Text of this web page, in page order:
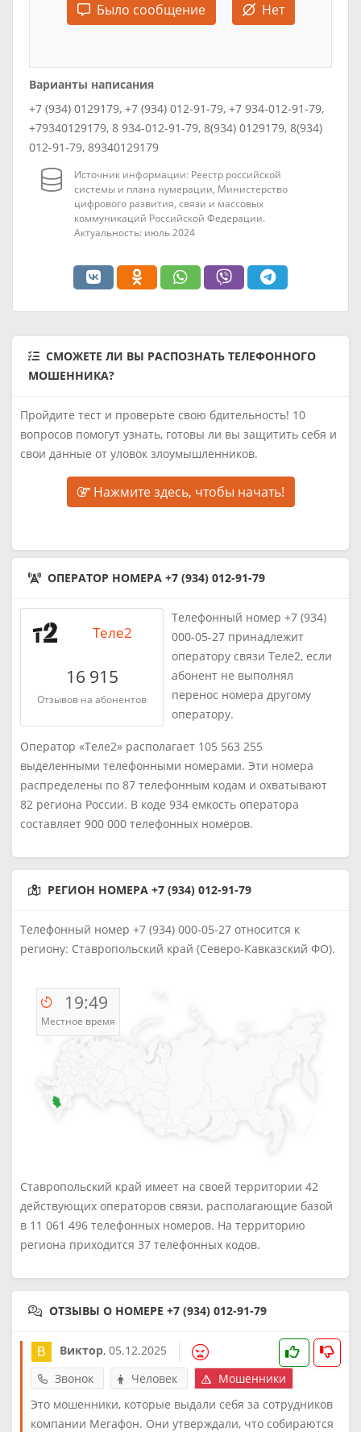
Было сообщение Нет
Варианты написания
+7 (934) 0129179, +7 (934) 012-91-79, +7 934-012-91-79,
+79340129179, 8 934-012-91-79, 8(934) 0129179, 8(934)
012-91-79, 89340129179
Источник информации: Реестр российской
системы и плана нумерации, Министерство
цифрового развития, связи и массовых
коммуникаций Российской Федерации.
Актуальность: июль 2024
СМОЖЕТЕ ЛИ ВЫ РАСПОЗНАТЬ ТЕЛЕФОННОГО
МОШЕННИКА?
Пройдите тест и проверьте свою бдительность! 10
вопросов помогут узнать, готовы ли вы защитить себя и
свои данные от уловок злоумышленников.
Нажмите здесь, чтобы начать!
ОПЕРАТОР НОМЕРА +7 (934) 012-91-79
Теле2
16 915
Отзывов на абонентов
Телефонный номер +7 (934)
000-05-27 принадлежит
оператору связи Теле2, если
абонент не выполнял
перенос номера другому
оператору.
Оператор «Теле2» располагает 105 563 255
выделенными телефонными номерами. Эти номера
распределены по 87 телефонным кодам и охватывают
82 региона России. В коде 934 емкость оператора
составляет 900 000 телефонных номеров.
РЕГИОН НОМЕРА +7 (934) 012-91-79
Телефонный номер +7 (934) 000-05-27 относится к
региону: Ставропольский край (Северо-Кавказский ФО).
19:49
Местное время
Ставропольский край имеет на своей территории 42
действующих операторов связи, располагающие базой
в 11 061 496 телефонных номеров. На территорию
региона приходится 37 телефонных кодов.
ОТЗЫВЫ О НОМЕРЕ +7 (934) 012-91-79
Виктор, 05.12.2025
Звонок
Человек
Мошенники
Это мошенники, которые выдали себя за сотрудников
компании Мегафон. Они утверждали, что собираются